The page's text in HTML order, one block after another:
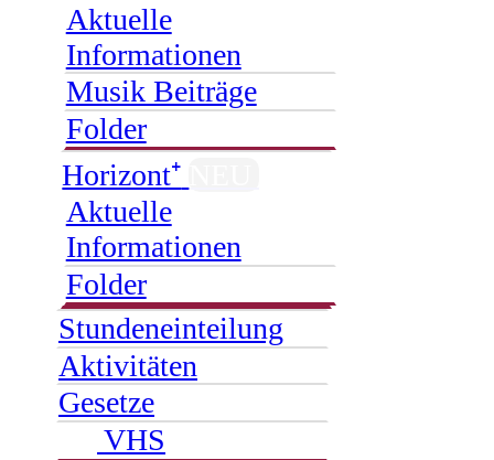
Aktuelle
Informationen
Musik Beiträge
Folder
Horizont⁺
Aktuelle
Informationen
Folder
Stundeneinteilung
Aktivitäten
Gesetze
VHS